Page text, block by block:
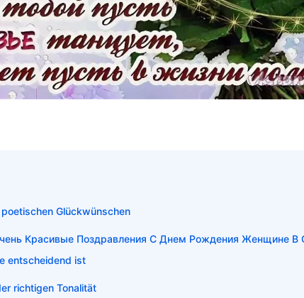
Glückwünschen
Красивые Поздравления С Днем Рождения Женщине В
entscheidend ist
richtigen Tonalität